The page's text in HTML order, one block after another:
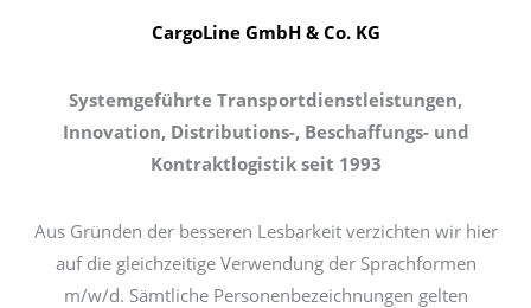
CargoLine GmbH & Co. KG
Systemgeführte Transportdienstleistungen,
Innovation, Distributions-, Beschaffungs- und
Kontraktlogistik seit 1993
Aus Gründen der besseren Lesbarkeit verzichten wir hier
auf die gleichzeitige Verwendung der Sprachformen
m/w/d. Sämtliche Personenbezeichnungen gelten